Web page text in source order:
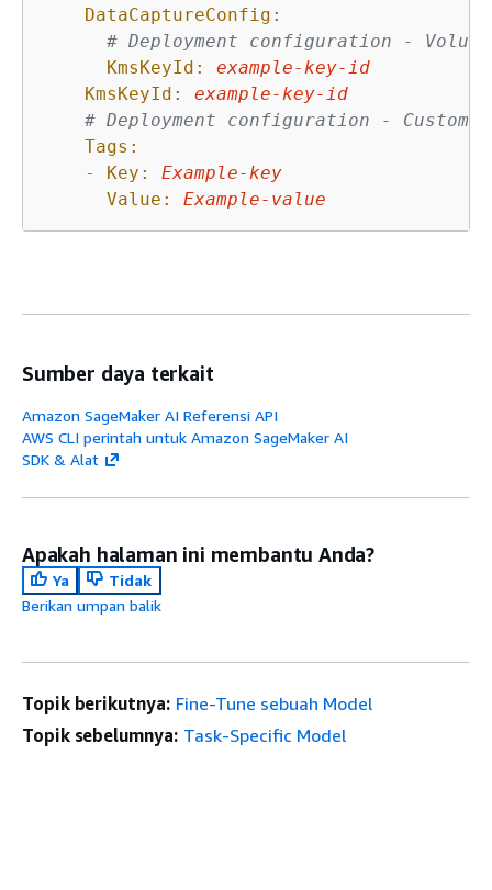
DataCaptureConfig:
# Deployment configuration -
KmsKeyId:
example-key-id
KmsKeyId:
example-key-id
# Deployment configuration - Custom
Tags:
-
Key:
Example-key
Value:
Example-value
Sumber daya terkait
Amazon SageMaker AI Referensi API
AWS CLI perintah untuk Amazon SageMaker AI
SDK & Alat
Apakah halaman ini membantu Anda?
Ya
Tidak
Berikan umpan balik
Topik berikutnya: Fine-Tune sebuah Model
Topik sebelumnya: Task-Specific Model